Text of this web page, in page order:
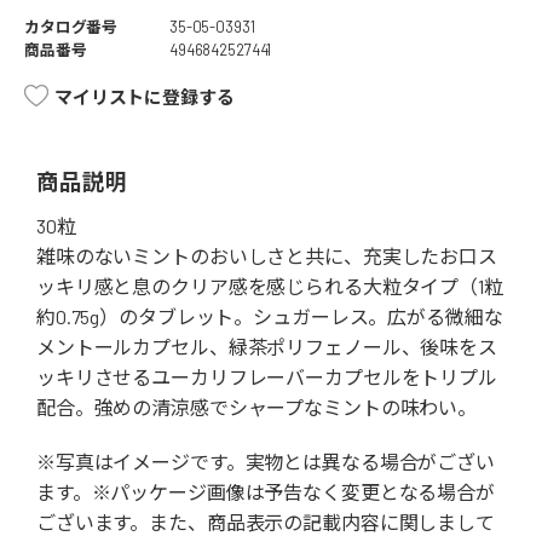
カタログ番号
35-05-03931
商品番号
4946842527441
マイリストに登録する
商品説明
30粒
雑味のないミントのおいしさと共に、充実したお口ス
ッキリ感と息のクリア感を感じられる大粒タイプ（1粒
約0.75g）のタブレット。シュガーレス。広がる微細な
メントールカプセル、緑茶ポリフェノール、後味をス
ッキリさせるユーカリフレーバーカプセルをトリプル
配合。強めの清涼感でシャープなミントの味わい。
※写真はイメージです。実物とは異なる場合がござい
ます。※パッケージ画像は予告なく変更となる場合が
ございます。また、商品表示の記載内容に関しまして